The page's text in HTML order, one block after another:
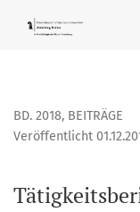
BD. 2018, BEITRÄGE
Veröffentlicht